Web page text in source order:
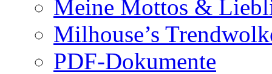
Meine Mottos &
Milhouse’s
PDF-Dokumente